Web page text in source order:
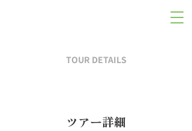
TOUR DETAILS
ツアー詳細